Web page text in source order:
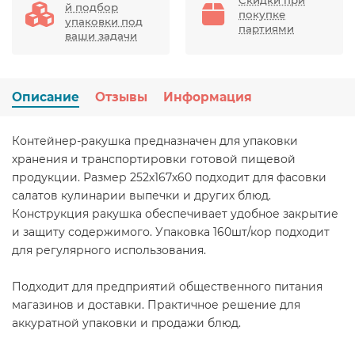
й подбор
упаковки под
ваши задачи
покупке
партиями
Описание Отзывы Информация
Контейнер-ракушка предназначен для упаковки
хранения и транспортировки готовой пищевой
продукции. Размер 252х167х60 подходит для фасовки
салатов кулинарии выпечки и других блюд.
Конструкция ракушка обеспечивает удобное закрытие
и защиту содержимого. Упаковка 160шт/кор подходит
для регулярного использования.
Подходит для предприятий общественного питания
магазинов и доставки. Практичное решение для
аккуратной упаковки и продажи блюд.